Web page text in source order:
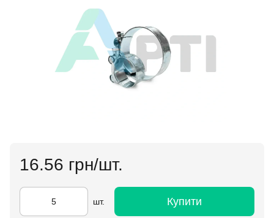
16.56 грн/шт.
шт. Купити